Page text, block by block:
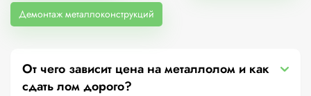
Демонтаж металлоконструкций
От чего зависит цена на металлолом и как
сдать лом дорого?